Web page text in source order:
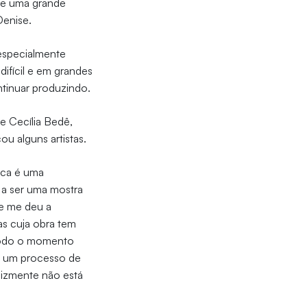
uma grande
e em grandes
produzindo.
Cecília Bedê,
alguns artistas.
é uma
ser uma mostra
me deu a
cuja obra tem
o momento
processo de
não está